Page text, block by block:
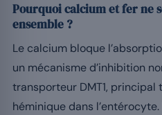
Pourquoi calcium et fer ne
ensemble ?
Le calcium bloque
un mécanisme d’inhibition
transporteur DMT1,
héminique dans